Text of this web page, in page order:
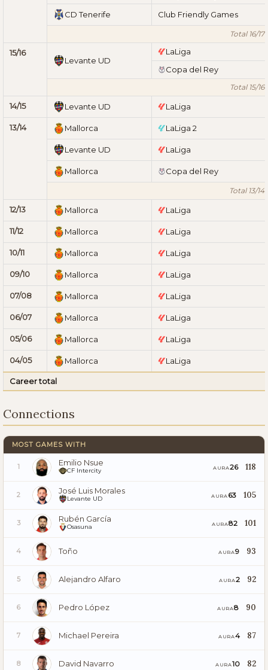
CD Tenerife Club Friendly Games
Total 16/17
15/16
Levante UD
LaLiga
Copa del Rey
Total 15/16
14/15 Levante UD LaLiga
13/14 Mallorca LaLiga 2
Levante UD LaLiga
Mallorca Copa del Rey
Total 13/14
12/13 Mallorca LaLiga
11/12 Mallorca LaLiga
10/11 Mallorca LaLiga
09/10 Mallorca LaLiga
07/08 Mallorca LaLiga
06/07 Mallorca LaLiga
05/06 Mallorca LaLiga
04/05 Mallorca LaLiga
Career total
Connections
MOST GAMES WITH
1 Emilio Nsue
CF Intercity AURA26 118
2 José Luis Morales
Levante UD AURA 63 105
3 Rubén García
Osasuna AURA82 101
4 Toño AURA9 93
5 Alejandro Alfaro AURA2 92
6 Pedro López AURA8 90
7 Michael Pereira AURA4 87
8 David Navarro AURA10 82